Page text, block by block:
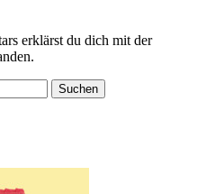
erklärst du dich mit der